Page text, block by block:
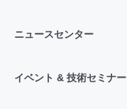
ニュースセンター
イベント & 技術セミナー